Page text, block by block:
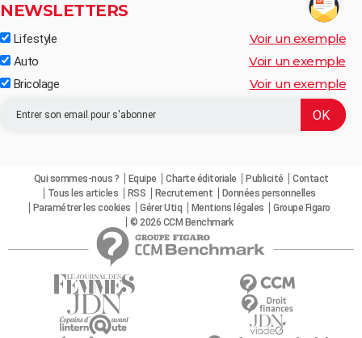
NEWSLETTERS
Lifestyle Voir un exemple
Auto Voir un exemple
Bricolage Voir un exemple
Qui sommes-nous ? Equipe Charte éditoriale Publicité
Contact
Tous les articles
RSS Recrutement
Données personnelles
Paramétrer les cookies
Gérer Utiq Mentions légales
Groupe Figaro
© 2026 CCM Benchmark